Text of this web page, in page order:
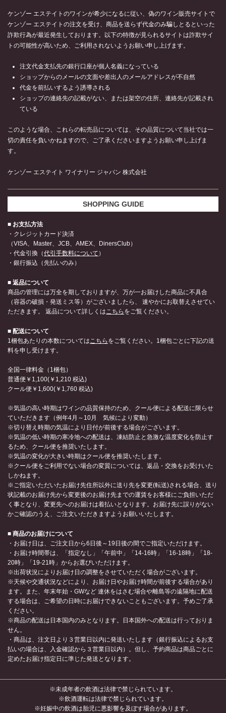
ケンゾー エステイトのワインが希少になるに従い、偽のワイン販売サイトで
ケンゾー エステイトの注文を受け、商品を送らず代金のみ騙しとるといった
詐欺行為が最近発生しております。以下の特徴が見られるサイトは詐欺サイ
トの可能性が高いため、ご利用されないようお願い申し上げます。
注文代金支払先の銀行口座が個人名義になっている
ショップからのメールの文面や差出人のメールアドレスが不自然
代金を前払いするよう誘導される
ショップの連絡先の記載がない、または架空の住所、連絡先が記載され
ている
このような場合、これらの転売品については、その品質について当社では一
切の責任を負いかねますので、ご了承くださいますようお願い申し上げま
す。
ケンゾー エステイト ワイナリー ジャパン 株式会社
SHOPPING GUIDE
■ お支払方法
・クレジットカード決済
（VISA、Master、JCB、AMEX、DinersClub）
・代金引換（代引手数料について ）
・銀行振込（先払いのみ）
■ 返品について
商品の管理には万全を期しておりますが、万が一お届けした商品に不具合
（容器の破損・発送ミス等）がございましたら、 速やかにお取替えさせてい
ただきます。 返品について詳しくは こちら をご覧ください。
■ 配送について
1梱包あたりの本数については こちら をご覧ください。1梱包ごとに下記の送
料を申し受けます。
全国一律料金（1梱包）
普通便￥1,100(￥1,210 税込)
クール便￥1,600(￥1,760 税込)
※気温の高い時期はワインの品質保持のため、クール便による配送に限らせ
ていただきます（例年4月～10月 気候により変動）
※切り替え時期の気温により日付が前後する場合がございます。
※気温の低い時期の寒冷地への配送は、凍結防止と急激な温度変化を防止す
るため、クール便を推奨いたします。
※気温の変化が大きい時期はクール便を推奨いたします。
※クール便をご利用でない場合の変質については、返品・交換をお受けいた
しかねます。
※ご指定いただいたお届け先住所以外に送り先を変更(転送)される場合、送り
状記載のお届け先から変更後のお届け先までの運賃をお客様にご負担いただ
く事となり、変更先へのお届けは着払いとなります。お届け先に誤りがない
かご確認のうえ、ご注文いただきますようお願いいたします。
■ 商品のお届けについて
・お届け日は、ご注文日から6日後～19日後の間でご指定いただけます。
・お届け時間帯は、「指定なし」「午前中」「14-16時」「16-18時」「18-
20時」「19-21時」からお選びいただけます。
※出荷状況によりお届け日の調整をさせていただく場合がございます。
※天候や交通状況などにより、お届け日やお届け時間が前後する場合があり
ます。また、年末年始・GWなど 連休をはさむ場合や離島等の遠隔地に配送
する場合は、ご希望の日時にお届けできないこともございます。予めご了承
ください。
※商品の配送は日本国内のみとなります。日本国外への配送は行っておりま
せん。
・商品は、注文日より３営業日以内に発送いたします（銀行振込によるお支
払いの場合は、入金確認から３営業日以内）。但し、予約商品は商品ごとに
定めたお届け指定日に準じた発送となります。
※未成年者の飲酒は法律で禁じられています。
※飲酒運転は法律で禁じられています。
※妊娠中の飲酒は胎児に悪影響を及ぼす場合があります。